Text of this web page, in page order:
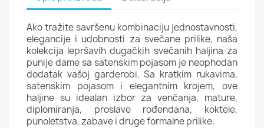
Ako tražite savršenu kombinaciju jednostavnosti,
elegancije i udobnosti za svečane prilike, naša
kolekcija lepršavih dugačkih svečanih haljina za
punije dame sa satenskim pojasom je neophodan
dodatak vašoj garderobi. Sa kratkim rukavima,
satenskim pojasom i elegantnim krojem, ove
haljine su idealan izbor za venčanja, mature,
diplomiranja, proslave rođendana, koktele,
punoletstva, zabave i druge formalne prilike.